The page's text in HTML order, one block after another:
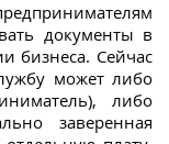
документы в
бизнеса. Сейчас
может либо
либо
заверенная